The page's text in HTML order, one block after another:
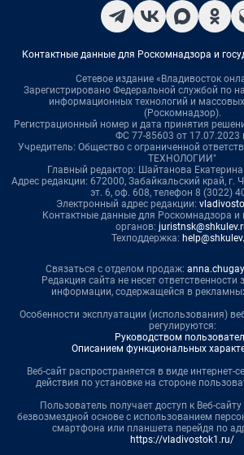
Контактные данные для Роскомнадзора и
Сетевое издание «Владивосток
Зарегистрировано Федеральной службой по
информационных технологий и
(Роскомнадзор).
Регистрационный номер и дата принятия
ФС 77-85603 от 17.07.2023
Учредитель: Общество с ограниченной
ТЕХНОЛОГИИ"
Главный редактор: Шайтанова
Адрес редакции: 672000, Забайкальский край, г.
эт. 6, оф. 608, телефон 8 (3022)
Электронный адрес редакции:
Контактные данные для Роскомнадзора и
органов:
Техподдержка:
Связаться с отделом продаж:
Редакция сайта не несет ответственности
информации, содержащейся в
Особенности эксплуатации (использования)
регулируются:
Руководством
Описанием функциональных
Веб-сайт распространяется в виде интернет-
действия по установке на стороне
Пользователь получает доступ к Веб-
безвозмездной основе с использованием
смартфона или планшета перейдя по
https://vladivostok1.ru/